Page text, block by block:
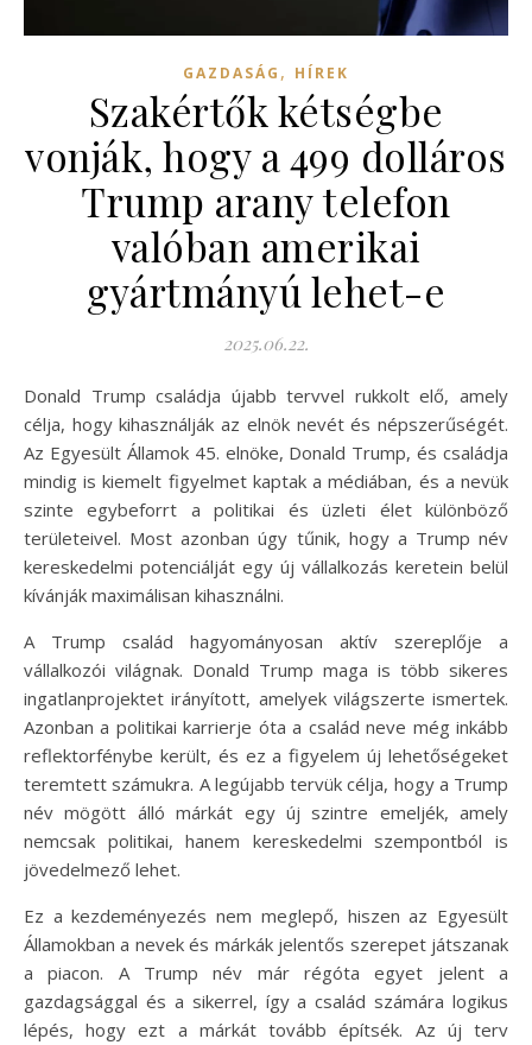
GAZDASÁG , HÍREK
Szakértők kétségbe
vonják, hogy a 499 dolláros
Trump arany telefon
valóban amerikai
gyártmányú lehet-e
2025.06.22.
Donald Trump családja újabb tervvel rukkolt elő, amely
célja, hogy kihasználják az elnök nevét és népszerűségét.
Az Egyesült Államok 45. elnöke, Donald Trump, és családja
mindig is kiemelt figyelmet kaptak a médiában, és a nevük
szinte egybeforrt a politikai és üzleti élet különböző
területeivel. Most azonban úgy tűnik, hogy a Trump név
kereskedelmi potenciálját egy új vállalkozás keretein belül
kívánják maximálisan kihasználni.
A Trump család hagyományosan aktív szereplője a
vállalkozói világnak. Donald Trump maga is több sikeres
ingatlanprojektet irányított, amelyek világszerte ismertek.
Azonban a politikai karrierje óta a család neve még inkább
reflektorfénybe került, és ez a figyelem új lehetőségeket
teremtett számukra. A legújabb tervük célja, hogy a Trump
név mögött álló márkát egy új szintre emeljék, amely
nemcsak politikai, hanem kereskedelmi szempontból is
jövedelmező lehet.
Ez a kezdeményezés nem meglepő, hiszen az Egyesült
Államokban a nevek és márkák jelentős szerepet játszanak
a piacon. A Trump név már régóta egyet jelent a
gazdagsággal és a sikerrel, így a család számára logikus
lépés, hogy ezt a márkát tovább építsék. Az új terv